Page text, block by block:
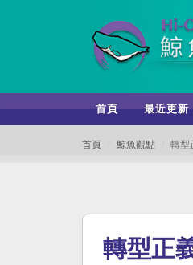
首頁 最近更新
首頁 鯨魚觀點 轉型
轉型正